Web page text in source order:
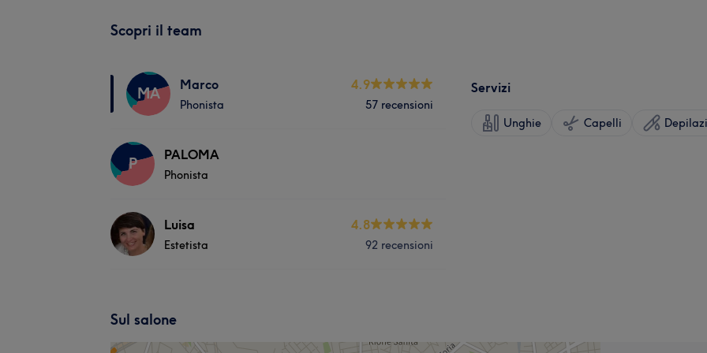
Scopri il team
MA Marco
Phonista
4.9
57 recensioni
P PALOMA
Phonista
Luisa
Estetista
4.8
92 recensioni
Servizi
Unghie Capelli
Sul salone